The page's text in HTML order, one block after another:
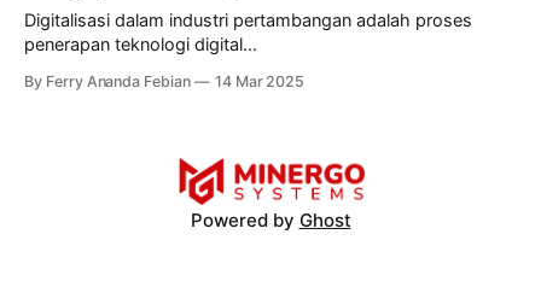
Digitalisasi dalam industri pertambangan adalah proses
penerapan teknologi digital...
By Ferry Ananda Febian 14 Mar 2025
Powered by Ghost